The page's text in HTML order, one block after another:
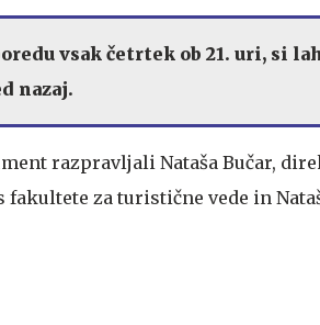
vsak četrtek ob 21. uri, si
nazaj.
razpravljali Nataša Bučar,
za turistične vede in